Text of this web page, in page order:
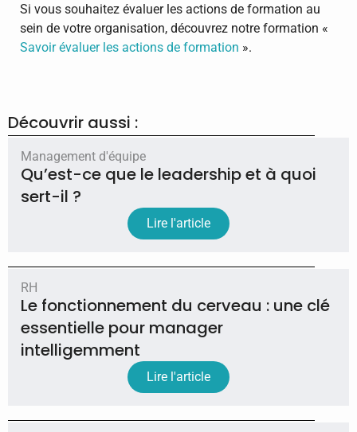
Découvrir aussi :
Management d'équipe
Qu’est-ce que le leadership et à quoi
sert-il ?
Lire l'article
RH
Le fonctionnement du cerveau : une clé
essentielle pour manager
intelligemment
Lire l'article
Si vous souhaitez évaluer les actions de formation au
sein de votre organisation, découvrez notre formation «
Savoir évaluer les actions de formation ».